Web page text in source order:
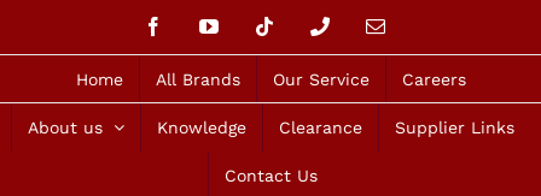
FacebookYouTube Tiktok PhoneEmail
Home All Brands Our Service Careers
About us Knowledge Clearance Supplier Links
Contact Us